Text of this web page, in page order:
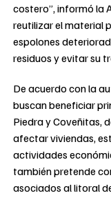
costero”, informó la
reutilizar el material
espolones
residuos y evitar su
De acuerdo con la
buscan beneficiar
Piedra y Coveñitas,
afectar viviendas,
actividades
también pretende
asociados al litoral